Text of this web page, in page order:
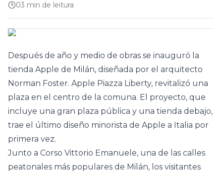
03 min de leitura
Después de año y medio de obras se inauguró la
tienda Apple de Milán, diseñada por el arquitecto
Norman Foster. Apple Piazza Liberty, revitalizó una
plaza en el centro de la comuna. El proyecto, que
incluye una gran plaza pública y una tienda debajo,
trae el último diseño minorista de Apple a Italia por
primera vez.
Junto a Corso Vittorio Emanuele, una de las calles
peatonales más populares de Milán, los visitantes